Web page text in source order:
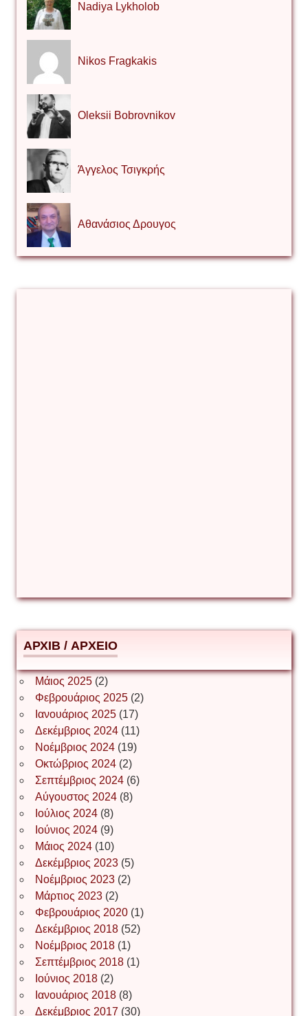
Nadiya Lykholob
Nikos Fragkakis
Oleksii Bobrovnikov
Άγγελος Τσιγκρής
Αθανάσιος Δρουγος
Δημήτριος Ζακοντινός
ΕΥΑΓΓΕΛΟΣ ΜΩΚΟΣ
Ιωάννης Σ. Παπαφλωράτος
ΝΙΚΟΣ ΓΑΤΟΣ
Νίκος Λυγερός
Іван Буртик
Іван Наконечний
Інга Короткевич
АРХІВ / ΑΡΧΕΙΟ
Μάιος 2025(2)
Φεβρουάριος 2025(2)
Ιανουάριος 2025(17)
Δεκέμβριος 2024(11)
Νοέμβριος 2024(19)
Οκτώβριος 2024(2)
Σεπτέμβριος 2024(6)
Αύγουστος 2024(8)
Ιούλιος 2024(8)
Ιούνιος 2024(9)
Μάιος 2024(10)
Δεκέμβριος 2023(5)
Νοέμβριος 2023(2)
Μάρτιος 2023(2)
Φεβρουάριος 2020(1)
Δεκέμβριος 2018(52)
Νοέμβριος 2018(1)
Σεπτέμβριος 2018(1)
Ιούνιος 2018(2)
Ιανουάριος 2018(8)
Δεκέμβριος 2017 (30)